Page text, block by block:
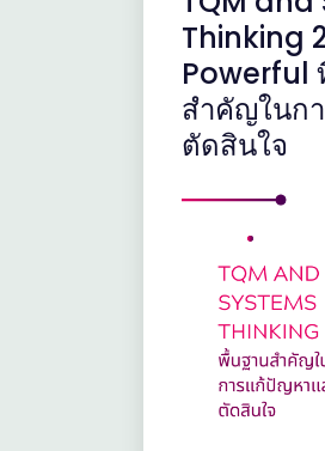
Thinking
Powerful
สำคัญในก
ตัดสินใจ